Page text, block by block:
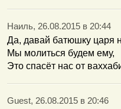
Наиль, 26.08.2015 в 20:44
Да, давай батюшку царя
Мы молиться будем ему,
Это спасёт нас от
Guest, 26.08.2015 в 20:46